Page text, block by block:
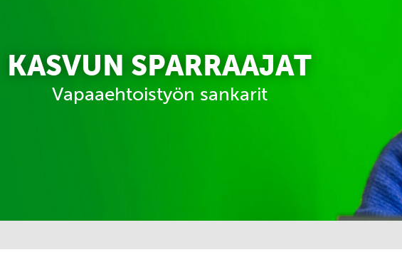
KASVUN SPARRAAJAT
Vapaaehtoistyön sankarit